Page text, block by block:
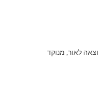
לאור, מנוקד